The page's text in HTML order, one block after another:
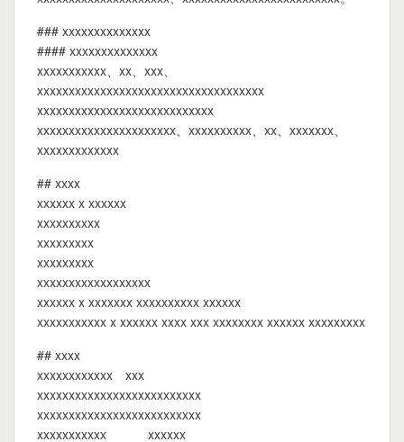
### xxxxxxxxxxxxxx
#### xxxxxxxxxxxxxx
xxxxxxxxxxx、xx、xxx、
xxxxxxxxxxxxxxxxxxxxxxxxxxxxxxxxxxxx
xxxxxxxxxxxxxxxxxxxxxxxxxxxx
xxxxxxxxxxxxxxxxxxxxxx、xxxxxxxxxx、xx、xxxxxxx、
xxxxxxxxxxxxx
## xxxx
xxxxxx x xxxxxx
xxxxxxxxxx
xxxxxxxxx
xxxxxxxxx
xxxxxxxxxxxxxxxxxx
xxxxxx x xxxxxxx xxxxxxxxxx xxxxxx
xxxxxxxxxxx x xxxxxx xxxx xxx xxxxxxxx xxxxxx xxxxxxxxx
## xxxx
xxxxxxxxxxxx xxx
xxxxxxxxxxxxxxxxxxxxxxxxxx
xxxxxxxxxxxxxxxxxxxxxxxxxx
xxxxxxxxxxx xxxxxx